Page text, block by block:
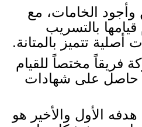
الخامات، مع
بالتسريب
تتميز بالمتانة.
فريقاً مختصاً للقيام
حاصل على شهادات
الأول والأخير هو